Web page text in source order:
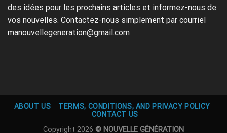
des idées pour les prochains articles et informez-nous de
vos nouvelles. Contactez-nous simplement par courriel
manouvellegeneration@gmail.com
ABOUT US
TERMS, CONDITIONS, AND PRIVACY POLICY
CONTACT US
Copyright 2026 © NOUVELLE GÉNÉRATION